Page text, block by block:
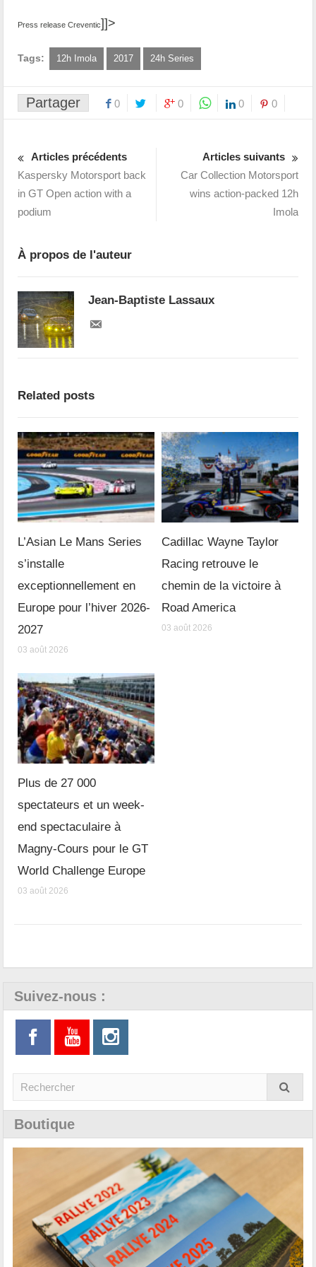
Press release Creventic]]>
Tags: 12h Imola 2017 24h Series
Partager 0 0 0 0
Articles précédents
Kaspersky Motorsport back
in GT Open action with a
podium
Articles suivants
Car Collection Motorsport
wins action-packed 12h
Imola
À propos de l'auteur
Jean-Baptiste Lassaux
Related posts
L’Asian Le Mans Series
s’installe
exceptionnellement en
Europe pour l’hiver 2026-
2027
03 août 2026
Cadillac Wayne Taylor
Racing retrouve le
chemin de la victoire à
Road America
03 août 2026
Plus de 27 000
spectateurs et un week-
end spectaculaire à
Magny-Cours pour le GT
World Challenge Europe
03 août 2026
Suivez-nous :
Boutique